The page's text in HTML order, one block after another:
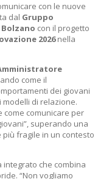
con le nuove
dal Gruppo
Bolzano con il progetto
2026nella
come il
dei giovani
di relazione.
come comunicare per
superando una
fragile in un contesto
che combina
“Non vogliamo